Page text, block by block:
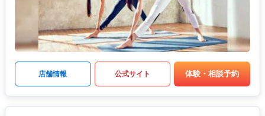
店舗情報 公式サイト 体験・相談予約